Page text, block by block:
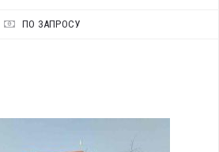
ПО ЗАПРОСУ